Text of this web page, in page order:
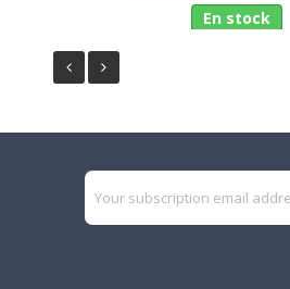
En stock